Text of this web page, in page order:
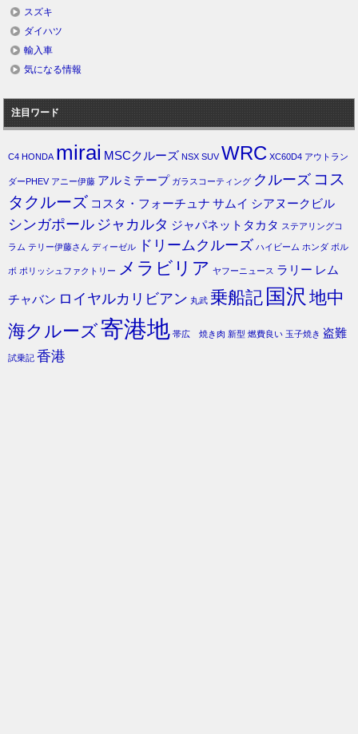
スズキ
ダイハツ
輸入車
気になる情報
注目ワード
C4 HONDA mirai MSCクルーズ NSX SUV WRC XC60D4 アウトラン
ダーPHEV アニー伊藤 アルミテープ ガラスコーティング クルーズ コス
タクルーズ コスタ・フォーチュナ サムイ シアヌークビル
シンガポール ジャカルタ ジャパネットタカタ ステアリングコ
ラム テリー伊藤さん ディーゼル ドリームクルーズ ハイビーム ホンダ ボル
ボ ポリッシュファクトリー メラビリア ヤフーニュース ラリー レム
チャバン ロイヤルカリビアン 丸武 乗船記 国沢 地中
海クルーズ寄港地 帯広 焼き肉 新型 燃費良い 玉子焼き 盗難
試乗記 香港